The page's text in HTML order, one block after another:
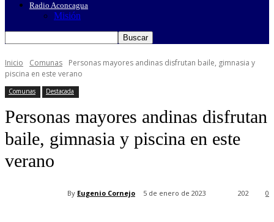
Radio Aconcagua
Misión
Inicio Comunas
Personas mayores andinas disfrutan baile, gimnasia y
piscina en este verano
Comunas Destacada
Personas mayores andinas disfrutan
baile, gimnasia y piscina en este
verano
By Eugenio Cornejo 5 de enero de 2023 0
202